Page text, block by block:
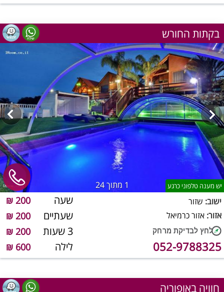
בקתות החורש
1 מתוך 24 יש מענה טלפוני כרגע
שעה 200 ₪
שעתיים 200 ₪
3 שעות 200 ₪
לילה 600 ₪
ישוב: שזור
אזור: אזור כרמיאל
052-9788325
חוויה באופוריה